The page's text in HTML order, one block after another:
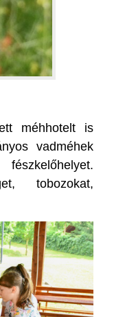
méhhotelt is
vadméhek
tobozokat,